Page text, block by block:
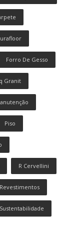
Forro De Gesso
Granit
Piso
R Cervellini
Revestimentos
Sustentabilidade